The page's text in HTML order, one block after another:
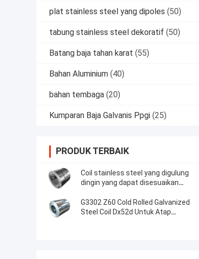
plat stainless steel yang dipoles (50)
tabung stainless steel dekoratif (50)
Batang baja tahan karat (55)
Bahan Aluminium (40)
bahan tembaga (20)
Kumparan Baja Galvanis Ppgi (25)
PRODUK TERBAIK
Coil stainless steel yang digulung
dingin yang dapat disesuaikan
Anda
G3302 Z60 Cold Rolled Galvanized
Steel Coil Dx52d Untuk Atap